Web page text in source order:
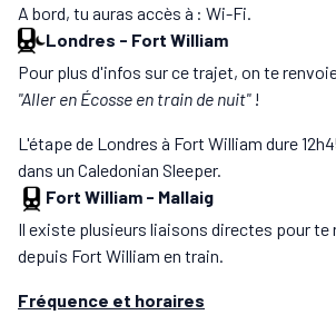
A bord, tu auras accès à : Wi-Fi.
Londres - Fort William
Pour plus d'infos sur ce trajet, on te
"Aller en Écosse en train de nuit"!
L'étape de Londres à Fort William dure
dans un Caledonian Sleeper.
Fort William - Mallaig
Il existe plusieurs liaisons directes pour te
depuis Fort William en train.
Fréquence et horaires